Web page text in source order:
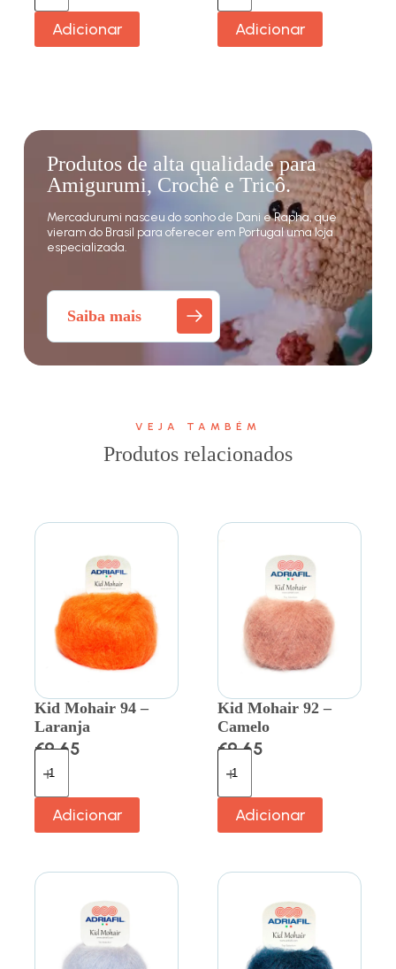
Adicionar Adicionar
Produtos de alta qualidade para
Amigurumi, Crochê e Tricô.
Mercadurumi nasceu do sonho de Dani e Rapha, que
vieram do Brasil para oferecer em Portugal uma loja
especializada.
Saiba mais
VEJA TAMBÉM
Produtos relacionados
Kid Mohair 94 –
Laranja
€9.65
Adicionar
Kid Mohair 92 –
Camelo
€9.65
Adicionar